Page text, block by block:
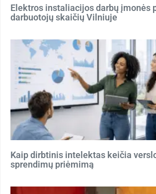
Elektros instaliacijos darbų įmonės
darbuotojų skaičių Vilniuje
Kaip dirbtinis intelektas keičia
sprendimų priėmimą